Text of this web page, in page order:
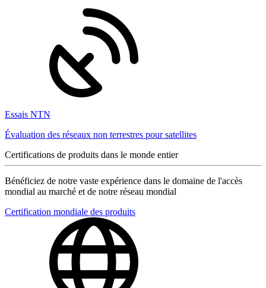
Essais NTN
Évaluation des réseaux non terrestres pour satellites
Certifications de produits dans le monde entier
Bénéficiez de notre vaste expérience dans le domaine de l'accès
mondial au marché et de notre réseau mondial
Certification mondiale des produits